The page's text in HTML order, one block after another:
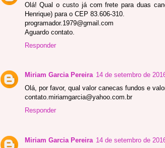
Olá! Qual o custo já com frete para duas
Henrique) para o CEP 83.606-310.
programador.1979@gmail.com
Aguardo contato.
Responder
Miriam Garcia Pereira 14 de setembro de
Olá, por favor, qual valor canecas fundos e
contato.miriamgarcia@yahoo.com.br
Responder
Miriam Garcia Pereira 14 de setembro de